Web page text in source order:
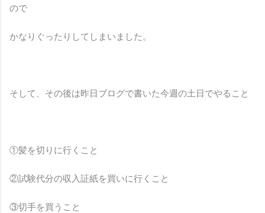
ので
かなりぐったりしてしまいました。
そして、その後は昨日ブログで書いた今週の土日でやること
①髪を切りに行くこと
②試験代分の収入証紙を買いに行くこと
③切手を買うこと